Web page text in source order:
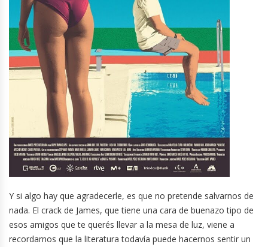
Y si algo hay que agradecerle, es que no pretende salvarnos de
nada. El crack de James, que tiene una cara de buenazo tipo de
esos amigos que te querés llevar a la mesa de luz, viene a
recordarnos que la literatura todavía puede hacernos sentir un